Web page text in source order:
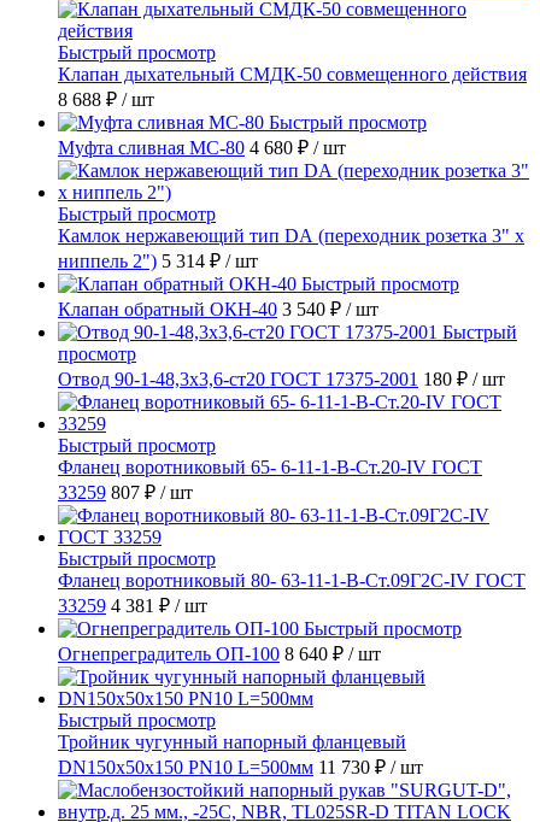
Быстрый просмотр
Клапан дыхательный СМДК-50 совмещенного действия
8 688 ₽ / шт
Быстрый просмотр
Муфта сливная МС-80 4 680 ₽ / шт
Быстрый просмотр
Камлок нержавеющий тип DА (переходник розетка 3" х
ниппель 2") 5 314 ₽ / шт
Быстрый просмотр
Клапан обратный ОКН-40 3 540 ₽ / шт
Быстрый
просмотр
Отвод 90-1-48,3х3,6-ст20 ГОСТ 17375-2001 180 ₽ / шт
Быстрый просмотр
Фланец воротниковый 65- 6-11-1-B-Ст.20-IV ГОСТ
33259 807 ₽ / шт
Быстрый просмотр
Фланец воротниковый 80- 63-11-1-B-Ст.09Г2С-IV ГОСТ
33259 4 381 ₽ / шт
Быстрый просмотр
Огнепреградитель ОП-100 8 640 ₽ / шт
Быстрый просмотр
Тройник чугунный напорный фланцевый
DN150х50х150 PN10 L=500мм 11 730 ₽ / шт